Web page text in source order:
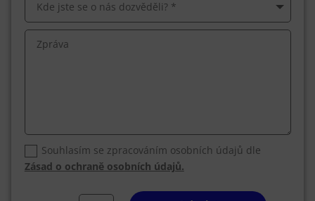
Souhlasím se zpracováním osobních údajů dle
Zásad o ochraně osobních údajů.